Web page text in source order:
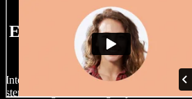
Et stort udvalg af
stemmer i
Intet projekt behøver at lyde ens. Vælg
stemmer og accenter, og finjuster dem.